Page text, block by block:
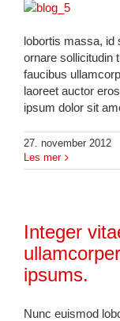
lobortis massa, id
ornare sollicitudin
faucibus
laoreet auctor
ipsum dolor sit
27. november 2012
Les mer
Integer
ipsums.
Nunc euismod